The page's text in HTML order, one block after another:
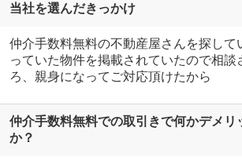
当社を選んだきっかけ
仲介手数料無料の不動産屋さんを探して
っていた物件を掲載されていたので相談
ろ、親身になってご対応頂けたから
仲介手数料無料での取引きで何かデメリ
か？